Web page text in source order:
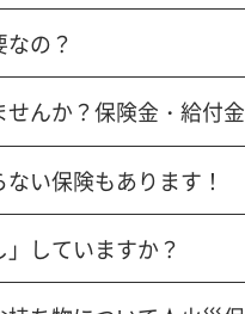
の？
せんか？保険金・給付
い保険もあります！
」していますか？